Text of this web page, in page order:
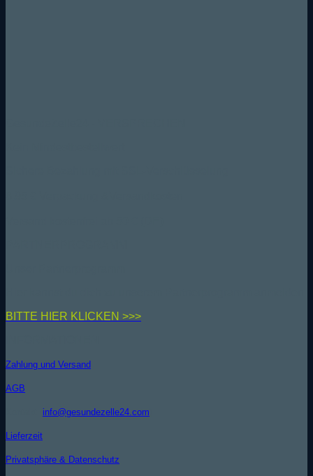
BITTE HIER KLICKEN >>>
Zahlung und Versand
AGB
info@gesundezelle24.com
Lieferzeit
Privatsphäre & Datenschutz